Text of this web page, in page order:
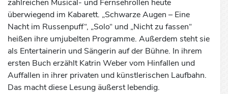
zahlreichen Musical- und Fernsehrollen heute
überwiegend im Kabarett. „Schwarze Augen – Eine
Nacht im Russenpuff“, „Solo“ und „Nicht zu fassen“
heißen ihre umjubelten Programme. Außerdem steht sie
als Entertainerin und Sängerin auf der Bühne. In ihrem
ersten Buch erzählt Katrin Weber vom Hinfallen und
Auffallen in ihrer privaten und künstlerischen Laufbahn.
Das macht diese Lesung äußerst lebendig.